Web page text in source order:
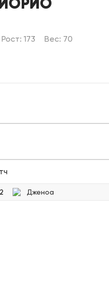
Рост: 173 Вес: 70
2 Дженоа